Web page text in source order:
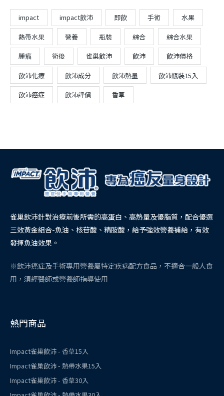
impact impact飲沛 即飲 手術 水果
熱帶水果 營養 瓶裝 綜合 綜合水果
腫瘤 術後 雀巢飲沛 飲沛 飲沛價格
飲沛化療 飲沛成分 飲沛熱量 飲沛瓶裝15入
飲沛癌症 飲沛評價 香草
雀巢飲沛針對治療前後所需的高蛋白、高熱量及優脂質，配合優選
三效黃金組合-魚油、核苷酸、精胺酸，給予強效營養補給，有效
發揮魚油效果。
※飲沛癌症及手術專用營養屬特定疾病配方食品，不適合一般人食
用，須經醫師或營養師指導使用
熱門商品
Impact雀巢飲沛 - 香草15入
Impact雀巢飲沛 - 熱帶水果15入
Impact雀巢飲沛 - 香草30入